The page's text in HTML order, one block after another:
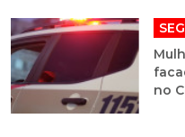
no